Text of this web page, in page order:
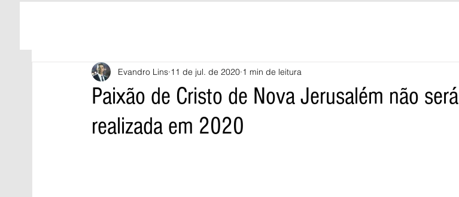
Paixão de Cristo de Nova Jerusalém não será
realizada em 2020
Evandro Lins 11 de jul. de 2020 1 min de leitura